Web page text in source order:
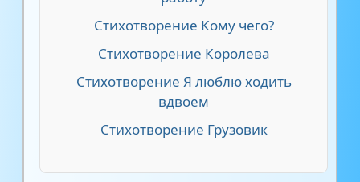
Стихотворение Кому чего?
Стихотворение Королева
Стихотворение Я люблю ходить
вдвоем
Стихотворение Грузовик